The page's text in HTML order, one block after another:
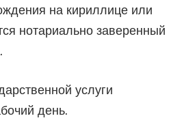
на кириллице или
нотариально заверенный
услуги
день.